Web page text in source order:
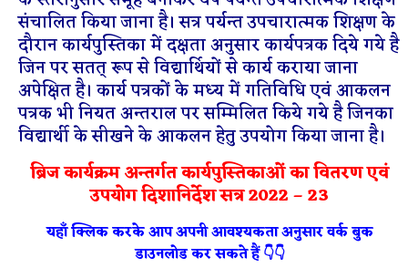
संचालित किया जाना है। सत्र पर्यन्त उपचारात्मक शिक्षण के
दौरान कार्यपुस्तिका में दक्षता अनुसार कार्यपत्रक दिये गये है
जिन पर सतत् रूप से विद्यार्थियों से कार्य कराया जाना
अपेक्षित है। कार्य पत्रकों के मध्य में गतिविधि एवं आकलन
पत्रक भी नियत अन्तराल पर सम्मिलित किये गये है जिनका
विद्यार्थी के सीखने के आकलन हेतु उपयोग किया जाना है।
ब्रिज कार्यक्रम अन्तर्गत कार्यपुस्तिकाओं का वितरण एवं
उपयोग दिशानिर्देश सत्र 2022 – 23
यहाँ क्लिक करके आप अपनी आवश्यकता अनुसार वर्क बुक
डाउनलोड कर सकते हैं 👇👇